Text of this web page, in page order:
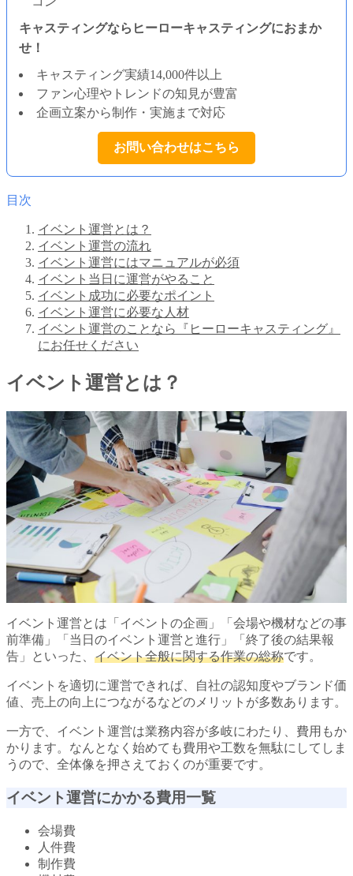
キャスティングならヒーローキャスティングにおまか
せ！
キャスティング実績14,000件以上
ファン心理やトレンドの知見が豊富
企画立案から制作・実施まで対応
お問い合わせはこちら
目次
イベント運営とは？
イベント運営の流れ
イベント運営にはマニュアルが必須
イベント当日に運営がやること
イベント成功に必要なポイント
イベント運営に必要な人材
イベント運営のことなら『ヒーローキャスティング』
にお任せください
イベント運営とは？
イベント運営とは「イベントの企画」「会場や機材などの事
前準備」「当日のイベント運営と進行」「終了後の結果報
告」といった、 イベント全般に関する作業の総称です。
イベントを適切に運営できれば、自社の認知度やブランド価
値、売上の向上につながるなどのメリットが多数あります。
一方で、イベント運営は業務内容が多岐にわたり、費用もか
かります。なんとなく始めても費用や工数を無駄にしてしま
うので、全体像を押さえておくのが重要です。
イベント運営にかかる費用一覧
会場費
人件費
制作費